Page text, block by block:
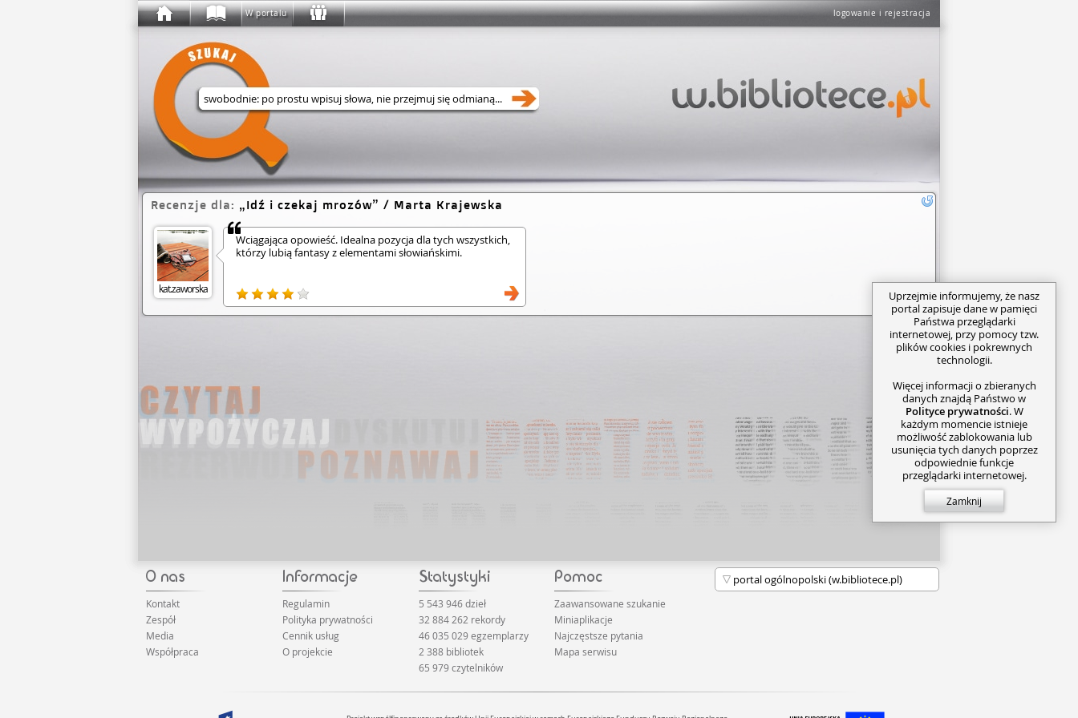
logowanie i rejestracja
W portalu
Wyszukaj w serwisie
Recenzje dla: Idź i czekaj mrozów / Marta Krajewska
kat.zaworska
Wciągająca opowieść. Idealna pozycja dla tych wszystkich,
którzy lubią fantasy z elementami słowiańskimi.
Kontakt
Zespół
Media
Współpraca
Regulamin
Polityka prywatności
Cennik usług
O projekcie
5 543 946 dzieł
32 884 262 rekordy
46 035 029 egzemplarzy
2 388 bibliotek
65 979 czytelników
Zaawansowane szukanie
Miniaplikacje
Najczęstsze pytania
Mapa serwisu
Uprzejmie informujemy, że nasz
portal zapisuje dane w pamięci
Państwa przeglądarki
internetowej, przy pomocy tzw.
plików cookies i pokrewnych
technologii.
Więcej informacji o zbieranych
danych znajdą Państwo w
Polityce prywatności. W
każdym momencie istnieje
możliwość zablokowania lub
usunięcia tych danych poprzez
odpowiednie funkcje
przeglądarki internetowej.
Zamknij